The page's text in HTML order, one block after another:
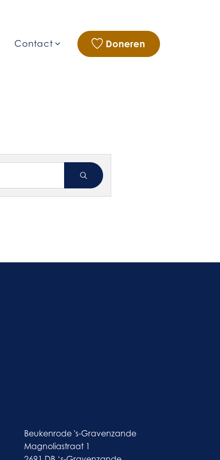
Contact Doneren
Beukenrode 's-Gravenzande
Magnoliastraat 1